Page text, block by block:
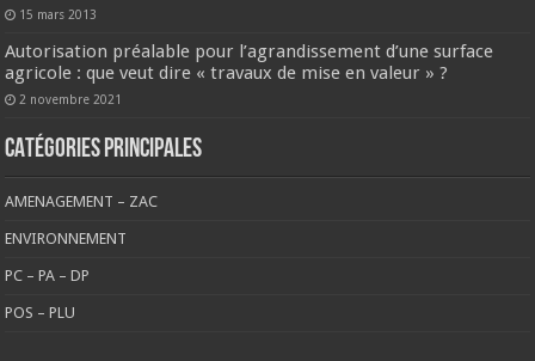
15 mars 2013
Autorisation préalable pour l’agrandissement d’une surface
agricole : que veut dire « travaux de mise en valeur » ?
2 novembre 2021
CATÉGORIES PRINCIPALES
AMENAGEMENT – ZAC
ENVIRONNEMENT
PC – PA – DP
POS – PLU